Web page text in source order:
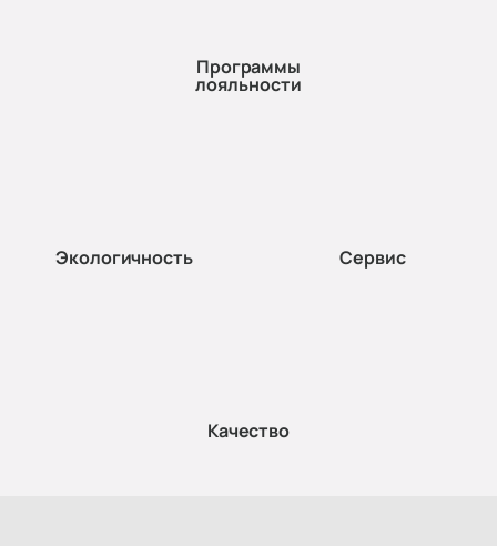
Программы
лояльности
Экологичность Сервис
Качество